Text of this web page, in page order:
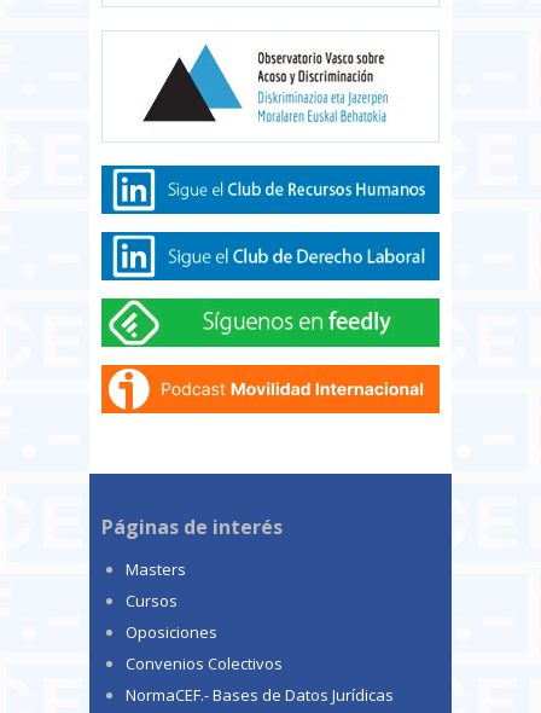
Páginas de interés
Masters
Cursos
Oposiciones
Convenios Colectivos
NormaCEF.- Bases de Datos Jurídicas